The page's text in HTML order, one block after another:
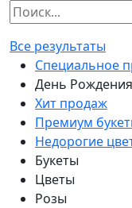
Все результаты
Специальное
День Рождения
Хит продаж
Премиум
Недорогие
Букеты
Цветы
Розы